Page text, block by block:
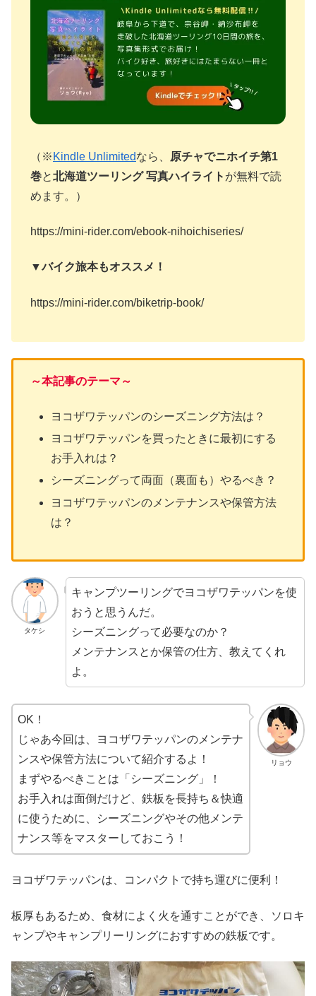
（※ Kindle Unlimitedなら、
原チャでニホイチ第1
巻と北海道ツーリング 写真ハイライト が無料で読
めます。）
https://mini-rider.com/ebook-nihoichiseries/
▼バイク旅本もオススメ！
https://mini-rider.com/biketrip-book/
～本記事のテーマ～
ヨコザワテッパンのシーズニング方法は？
ヨコザワテッパンを買ったときに最初にする
お手入れは？
シーズニングって両面（裏面も）やるべき？
ヨコザワテッパンのメンテナンスや保管方法
は？
タケシ
キャンプツーリングでヨコザワテッパンを使
おうと思うんだ。
シーズニングって必要なのか？
メンテナンスとか保管の仕方、教えてくれ
よ。
リョウ
OK！
じゃあ今回は、ヨコザワテッパンのメンテナ
ンスや保管方法について紹介するよ！
まずやるべきことは「シーズニング」！
お手入れは面倒だけど、鉄板を長持ち＆快適
に使うために、シーズニングやその他メンテ
ナンス等をマスターしておこう！
ヨコザワテッパンは、コンパクトで持ち運びに便利！
板厚もあるため、食材によく火を通すことができ、ソロキ
ャンプやキャンプリーリングにおすすめの鉄板です。